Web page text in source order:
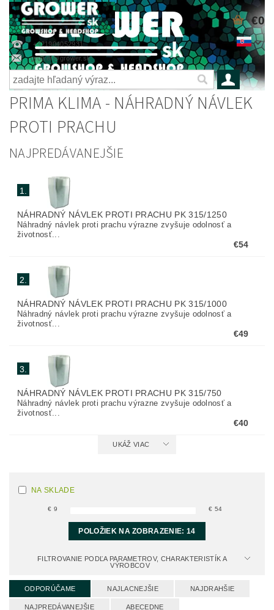
+421904052931
grower@grower.sk
€0
PRIMA KLIMA - NÁHRADNÝ NÁVLEK
PROTI PRACHU
NAJPREDÁVANEJŠIE
1.
NÁHRADNÝ NÁVLEK PROTI PRACHU PK 315/1250
Náhradný návlek proti prachu výrazne zvyšuje odolnosť a
životnosť...
€54
2.
NÁHRADNÝ NÁVLEK PROTI PRACHU PK 315/1000
Náhradný návlek proti prachu výrazne zvyšuje odolnosť a
životnosť...
€49
3.
NÁHRADNÝ NÁVLEK PROTI PRACHU PK 315/750
Náhradný návlek proti prachu výrazne zvyšuje odolnosť a
životnosť...
€40
UKÁŽ VIAC
NA SKLADE
€9 € 54
POLOŽIEK NA ZOBRAZENIE:14
FILTROVANIE PODĽA PARAMETROV, CHARAKTERISTÍK A
VÝROBCOV
ODPORÚČAME NAJLACNEJŠIE NAJDRAHŠIE
NAJPREDÁVANEJŠIE ABECEDNE